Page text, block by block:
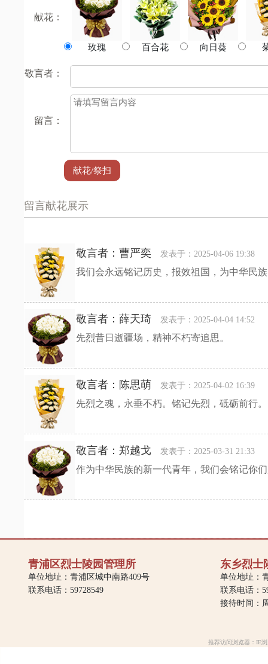
青浦区烈士陵园管理所
单位地址：青浦区城中南路409号
联系电话：59728549
东乡烈士
单位地址：
联系电话：
接待时间：
推荐访问浏览器：IE